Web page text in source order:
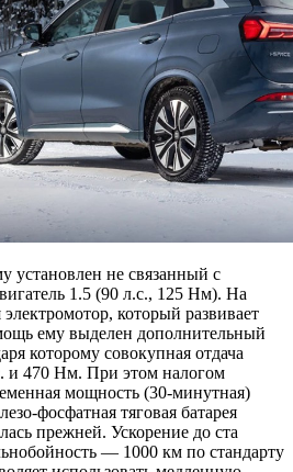
установлен не связанный с
1.5 (90 л.с., 125 Нм). На
который развивает
ему выделен дополнительный
которому совокупная отдача
и 470 Нм. При этом налогом
мощность (30-минутная)
фосфатная тяговая батарея
прежней. Ускорение до ста
— 1000 км по стандарту